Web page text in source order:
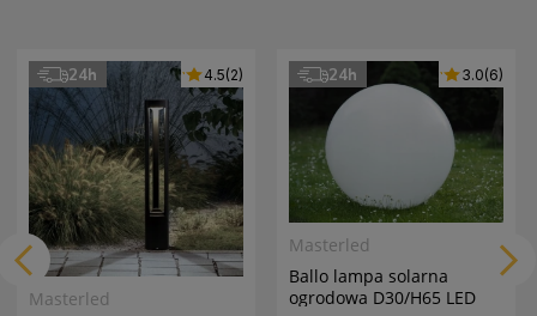
24h
Masterled
4.5 (2)
4.5(2) 24h
Masterled
Ballo lampa solarna
ogrodowa D30/H65 LED
3.0 (6)
3.0(6)